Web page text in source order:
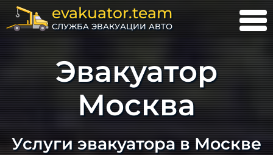
evakuator.team
СЛУЖБА ЭВАКУАЦИИ АВТО
Эвакуатор
Москва
Услуги эвакуатора в Москве